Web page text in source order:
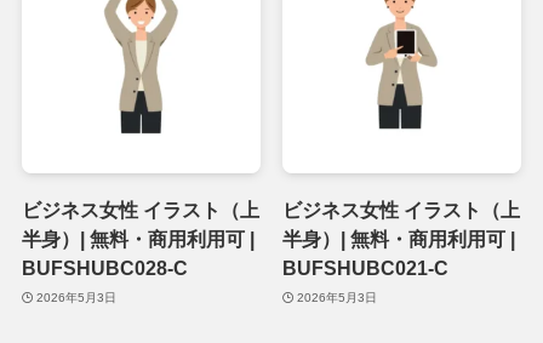
ビジネス女性 イラスト（上
半身）| 無料・商用利用可 |
BUFSHUBC028-C
2026年5月3日
ビジネス女性 イラスト（上
半身）| 無料・商用利用可 |
BUFSHUBC021-C
2026年5月3日